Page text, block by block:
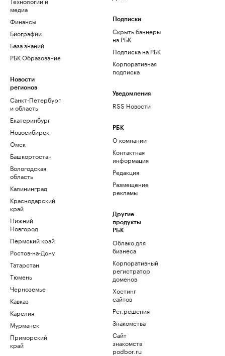
медиа
Финансы
Биографии
База знаний
РБК Образование
Новости
регионов
Санкт-Петербург
и область
Екатеринбург
Новосибирск
Омск
Башкортостан
Вологодская
область
Калининград
Краснодарский
край
Нижний
Новгород
Пермский край
Ростов-на-Дону
Татарстан
Тюмень
Черноземье
Кавказ
Карелия
Мурманск
Приморский
край
Подписки
Скрыть баннеры
на РБК
Подписка на РБК
Корпоративная
подписка
Уведомления
RSS Новости
РБК
О компании
Контактная
информация
Редакция
Размещение
рекламы
Другие
продукты
РБК
Облако для
бизнеса
Корпоративный
регистратор
доменов
Хостинг
сайтов
Рег.решения
Знакомства
Сайт
знакомств
podbor.ru